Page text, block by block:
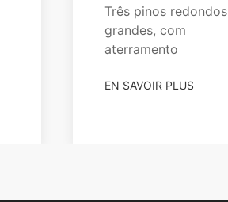
Três pinos redondos
grandes, com
aterramento
EN SAVOIR PLUS